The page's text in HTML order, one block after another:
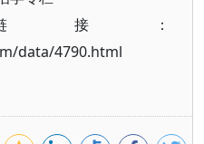
接：
data/4790.html